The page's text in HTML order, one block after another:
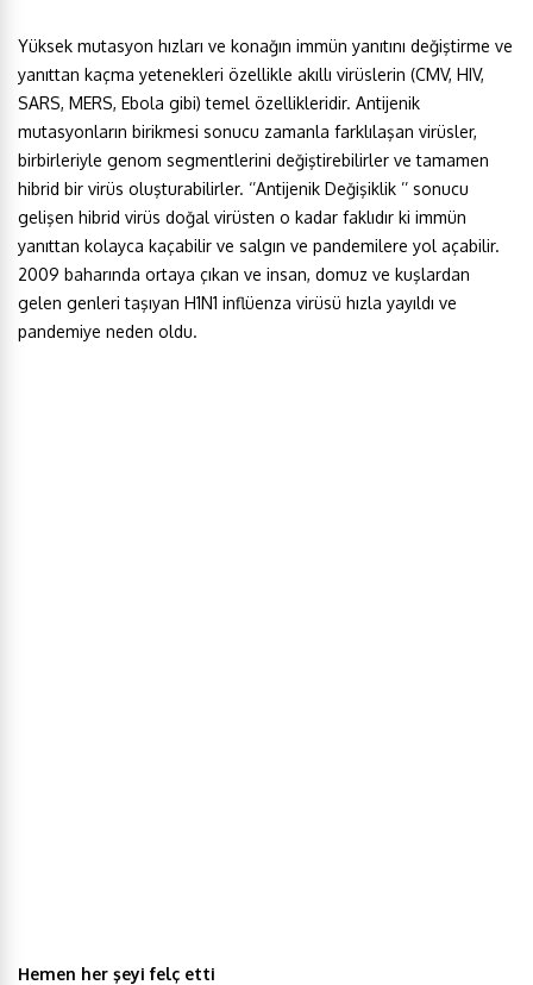
Yüksek mutasyon hızları ve konağın immün yanıtını değiştirme ve
yanıttan kaçma yetenekleri özellikle akıllı virüslerin (CMV, HIV,
SARS, MERS, Ebola gibi) temel özellikleridir. Antijenik
mutasyonların birikmesi sonucu zamanla farklılaşan virüsler,
birbirleriyle genom segmentlerini değiştirebilirler ve tamamen
hibrid bir virüs oluşturabilirler. ‘’Antijenik Değişiklik ’’ sonucu
gelişen hibrid virüs doğal virüsten o kadar faklıdır ki immün
yanıttan kolayca kaçabilir ve salgın ve pandemilere yol açabilir.
2009 baharında ortaya çıkan ve insan, domuz ve kuşlardan
gelen genleri taşıyan H1N1 inflüenza virüsü hızla yayıldı ve
pandemiye neden oldu.
Hemen her şeyi felç etti